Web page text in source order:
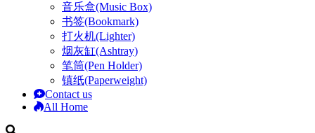
音乐盒(Music Box)
书签(Bookmark)
打火机(Lighter)
烟灰缸(Ashtray)
笔筒(Pen Holder)
镇纸(Paperweight)
Contact us
All Home